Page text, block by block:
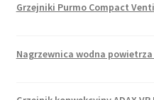
Grzejniki Purmo Compact
Nagrzewnica wodna powietrza